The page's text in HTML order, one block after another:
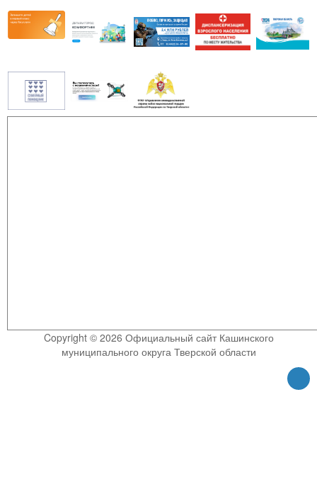
Copyright © 2026 Официальный сайт Кашинского
муниципального округа Тверской области